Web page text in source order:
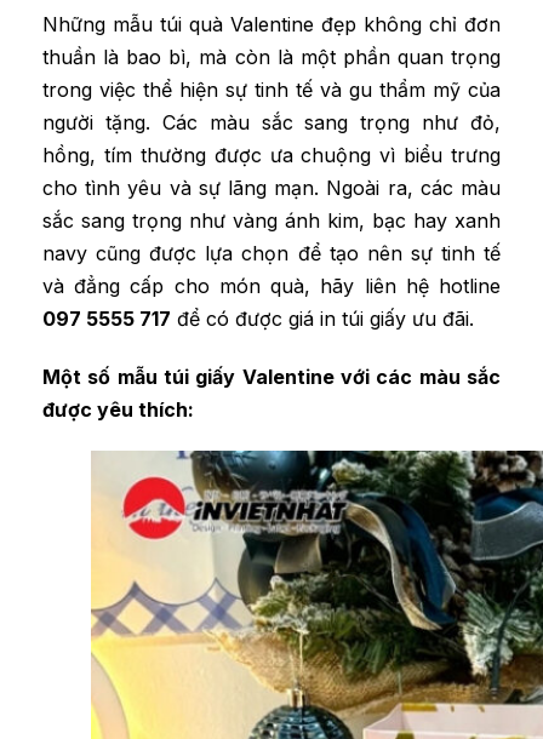
Những mẫu túi quà Valentine đẹp không chỉ đơn
thuần là bao bì, mà còn là một phần quan trọng
trong việc thể hiện sự tinh tế và gu thẩm mỹ của
người tặng. Các màu sắc sang trọng như đỏ,
hồng, tím thường được ưa chuộng vì biểu trưng
cho tình yêu và sự lãng mạn. Ngoài ra, các màu
sắc sang trọng như vàng ánh kim, bạc hay xanh
navy cũng được lựa chọn để tạo nên sự tinh tế
và đẳng cấp cho món quà, hãy liên hệ hotline
097 5555 717 để có được giá in túi giấy ưu đãi.
Một số mẫu túi giấy Valentine với các màu sắc
được yêu thích: